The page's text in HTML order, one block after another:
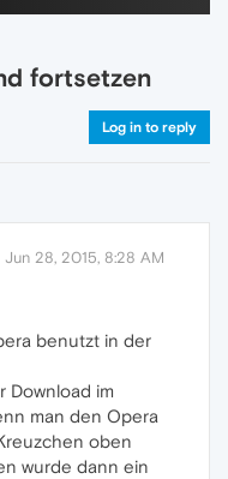
fortsetzen
Log in to reply
Jun 28, 2015, 8:28 AM
benutzt in der
Download im
man den Opera
oben
wurde dann ein